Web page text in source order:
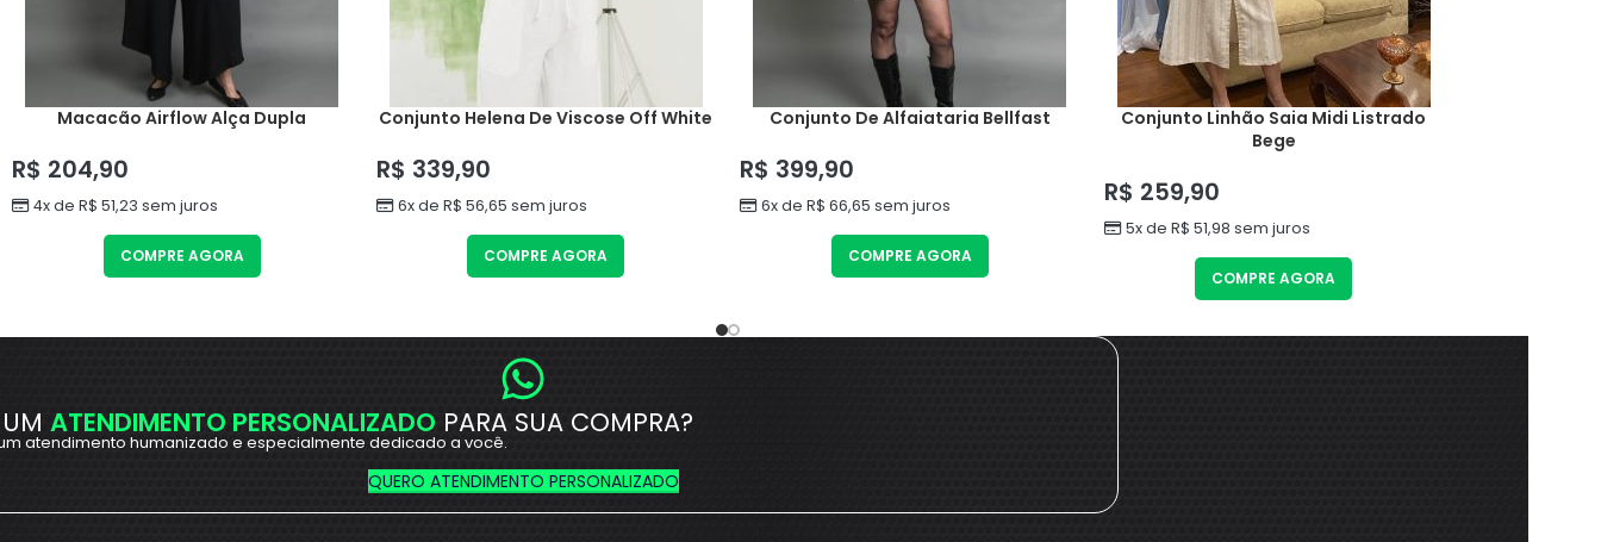
Macacão Airflow Alça Dupla
R$ 204,90
4x de R$ 51,23 sem juros
COMPRE AGORA
Conjunto Helena De Viscose Off White
R$ 339,90
6x de R$ 56,65 sem juros
COMPRE AGORA
Conjunto De Alfaiataria Bellfast
R$ 399,90
6x de R$ 66,65 sem juros
COMPRE AGORA
Conjunto Linhão Saia Midi Listrado
Bege
R$ 259,90
5x de R$ 51,98 sem juros
COMPRE AGORA
UMATENDIMENTO PERSONALIZADO PARA SUA COMPRA?
atendimento humanizado e especialmente dedicado a você.
QUERO ATENDIMENTO PERSONALIZADO